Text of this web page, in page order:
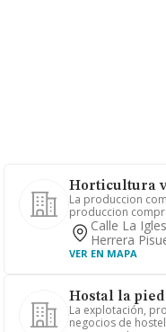
Horticultura
La produccion
produccion
Calle La
Herrera
VER EN MAPA
Hostal la
La explotación,
negocios de